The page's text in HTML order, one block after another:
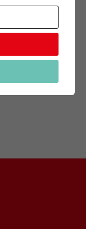
i Ukraina: